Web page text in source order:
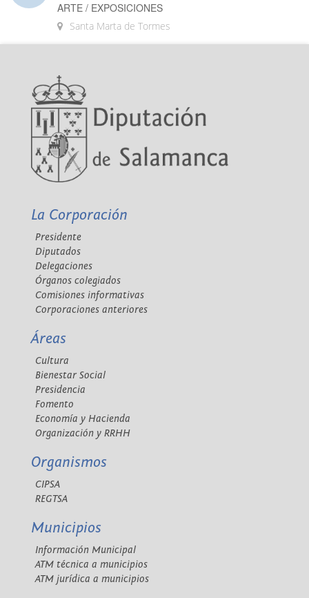
ARTE / EXPOSICIONES
Santa Marta de Tormes
La Corporación
Presidente
Diputados
Delegaciones
Órganos colegiados
Comisiones informativas
Corporaciones anteriores
Áreas
Cultura
Bienestar Social
Presidencia
Fomento
Economía y Hacienda
Organización y RRHH
Organismos
CIPSA
REGTSA
Municipios
Información Municipal
ATM técnica a municipios
ATM jurídica a municipios